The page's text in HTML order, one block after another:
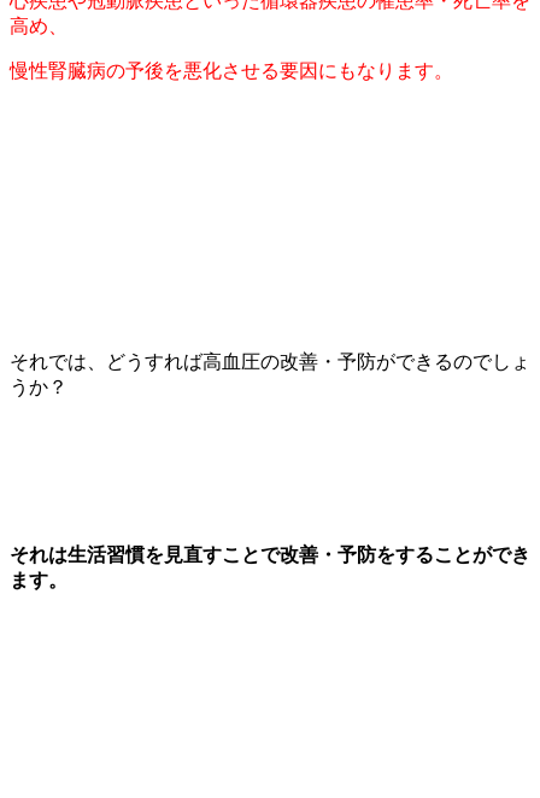
高め、
慢性腎臓病の予後を悪化させる要因にもなります。
それでは、どうすれば高血圧の改善・予防ができるのでしょ
うか？
それは生活習慣を見直すことで改善・予防をすることができ
ます。